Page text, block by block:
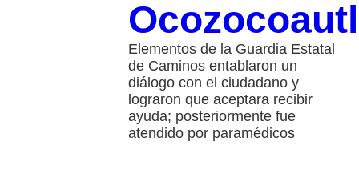
Elementos de la Guardia Estatal
de Caminos entablaron un
diálogo con el ciudadano y
lograron que aceptara recibir
ayuda; posteriormente fue
atendido por paramédicos